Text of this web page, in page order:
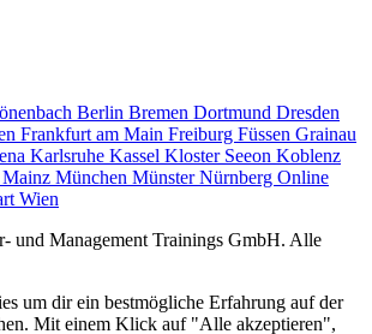
Berlin Bremen Dortmund Dresden
Frankfurt am Main Freiburg Füssen Grainau
Karlsruhe Kassel Kloster Seeon Koblenz
Mainz München MünsterNürnberg Online
Wien
und Management Trainings GmbH. Alle
um dir ein bestmögliche Erfahrung auf der
Mit einem Klick auf "Alle akzeptieren",